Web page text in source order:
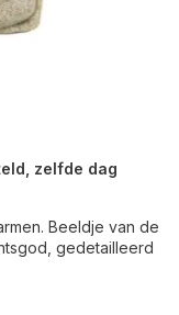
zelfde dag
Beeldje van de
gedetailleerd